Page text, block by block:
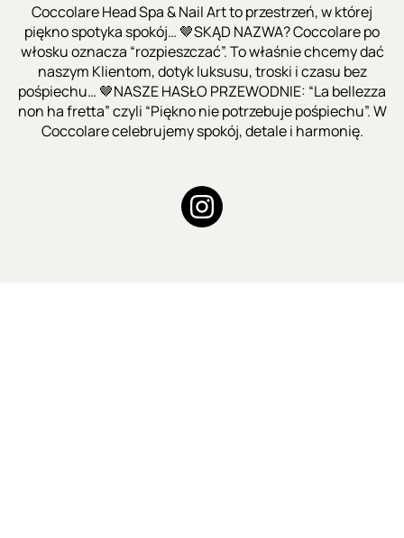
Coccolare Head Spa & Nail Art to przestrzeń, w której
piękno spotyka spokój… 🤎SKĄD NAZWA? Coccolare po
włosku oznacza “rozpieszczać”. To właśnie chcemy dać
naszym Klientom, dotyk luksusu, troski i czasu bez
pośpiechu… 🤎NASZE HASŁO PRZEWODNIE: “La bellezza
non ha fretta” czyli “Piękno nie potrzebuje pośpiechu”. W
Coccolare celebrujemy spokój, detale i harmonię.